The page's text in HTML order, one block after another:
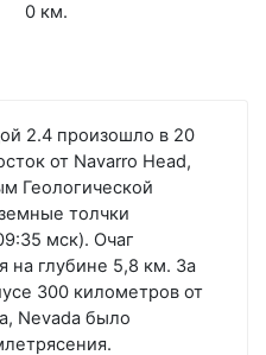
0 км.
2.4 произошло в 20
от Navarro Head,
Геологической
толчки
мск). Очаг
на глубине 5,8 км. За
300 километров от
Nevada было